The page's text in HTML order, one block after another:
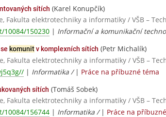
sítích (Karel Konupčík)
Fakulta elektrotechniky a informatiky / VŠB –
150230 | Informační a komunikační
komunitv komplexních sítích (Petr Michalík)
Fakulta elektrotechniky a informatiky / VŠB –
| Informatika / | Práce na příbuzné téma
sítích (Tomáš Sobek)
Fakulta elektrotechniky a informatiky / VŠB –
156744 | Informatika / | Práce na